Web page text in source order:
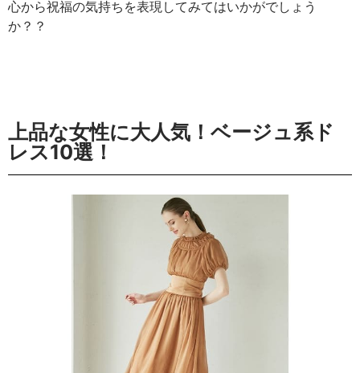
心から祝福の気持ちを表現してみてはいかがでしょう
か？？
上品な女性に大人気！ベージュ系ド
レス10選！